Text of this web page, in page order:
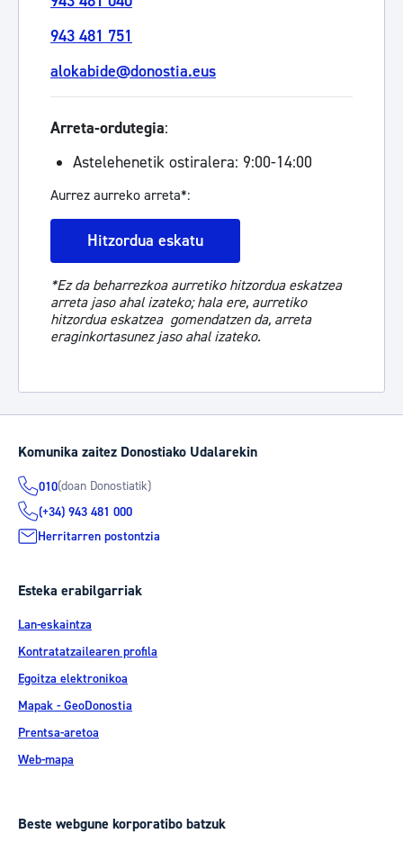
943 481 751
alokabide@donostia.eus
Arreta-ordutegia:
Astelehenetik ostiralera: 9:00-14:00
Aurrez aurreko arreta*:
Hitzordua eskatu
*Ez da beharrezkoa aurretiko hitzordua eskatzea
arreta jaso ahal izateko; hala ere, aurretiko
hitzordua eskatzea gomendatzen da, arreta
eraginkortasunez jaso ahal izateko.
Komunika zaitez Donostiako Udalarekin
010(doan Donostiatik)
(+34) 943 481 000
Herritarren postontzia
Esteka erabilgarriak
Lan-eskaintza
Kontratatzailearen profila
Egoitza elektronikoa
Mapak - GeoDonostia
Prentsa-aretoa
Web-mapa
Beste webgune korporatibo batzuk